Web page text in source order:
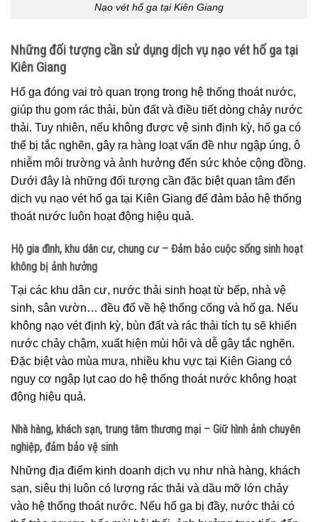
Nạo vét hố ga tại Kiên Giang
Những đối tượng cần sử dụng dịch vụ nạo vét hố ga tại
Kiên Giang
Hố ga đóng vai trò quan trọng trong hệ thống thoát nước,
giúp thu gom rác thải, bùn đất và điều tiết dòng chảy nước
thải. Tuy nhiên, nếu không được vệ sinh định kỳ, hố ga có
thể bị tắc nghẽn, gây ra hàng loạt vấn đề như ngập úng, ô
nhiễm môi trường và ảnh hưởng đến sức khỏe cộng đồng.
Dưới đây là những đối tượng cần đặc biệt quan tâm đến
dịch vụ nạo vét hố ga tại Kiên Giang để đảm bảo hệ thống
thoát nước luôn hoạt động hiệu quả.
Hộ gia đình, khu dân cư, chung cư – Đảm bảo cuộc sống sinh hoạt
không bị ảnh hưởng
Tại các khu dân cư, nước thải sinh hoạt từ bếp, nhà vệ
sinh, sân vườn… đều đổ về hệ thống cống và hố ga. Nếu
không nạo vét định kỳ, bùn đất và rác thải tích tụ sẽ khiến
nước chảy chậm, xuất hiện mùi hôi và dễ gây tắc nghẽn.
Đặc biệt vào mùa mưa, nhiều khu vực tại Kiên Giang có
nguy cơ ngập lụt cao do hệ thống thoát nước không hoạt
động hiệu quả.
Nhà hàng, khách sạn, trung tâm thương mại – Giữ hình ảnh chuyên
nghiệp, đảm bảo vệ sinh
Những địa điểm kinh doanh dịch vụ như nhà hàng, khách
sạn, siêu thị luôn có lượng rác thải và dầu mỡ lớn chảy
vào hệ thống thoát nước. Nếu hố ga bị đầy, nước thải có